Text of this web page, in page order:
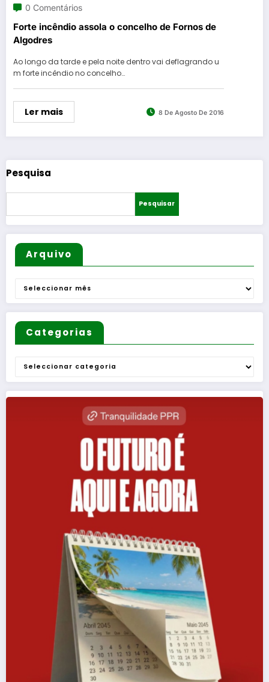
0 Comentários
Forte incêndio assola o concelho de Fornos de
Algodres
Ao longo da tarde e pela noite dentro vai deflagrando u
m forte incêndio no concelho…
Ler mais 8 De Agosto De 2016
Pesquisa
Pesquisar
Arquivo
Arquivo
Categorias
Categorias